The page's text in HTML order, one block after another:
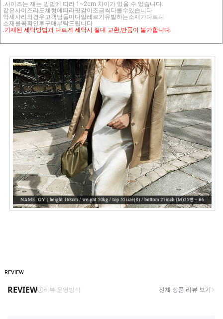
.사이즈는 재는 방법에 따라 1~2cm 차이가 있을 수 있습니다.
같은사이즈라도체형에따라핏감이조금씩다를수있습니다
악세사리의경우고객님들마다알레르기유발하는소재가다르니
소재를꼭확인후구매부탁드립니다
.기재된 세탁방법과 다르게 세탁시 절대 교환,반품이 불가합니다.
REVIEW